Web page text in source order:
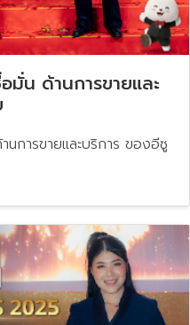
มั่น ด้านการขายและ
นการขายและบริการ ของอีซู